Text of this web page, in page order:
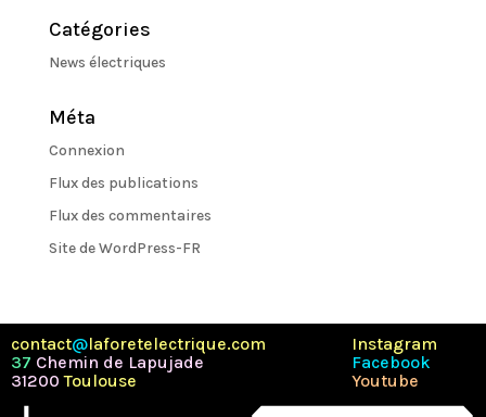
Catégories
News électriques
Méta
Connexion
Flux des publications
Flux des commentaires
Site de WordPress-FR
contact@laforetelectrique.com
37 Chemin de Lapujade
31200Toulouse
Instagram
Facebook
Youtube